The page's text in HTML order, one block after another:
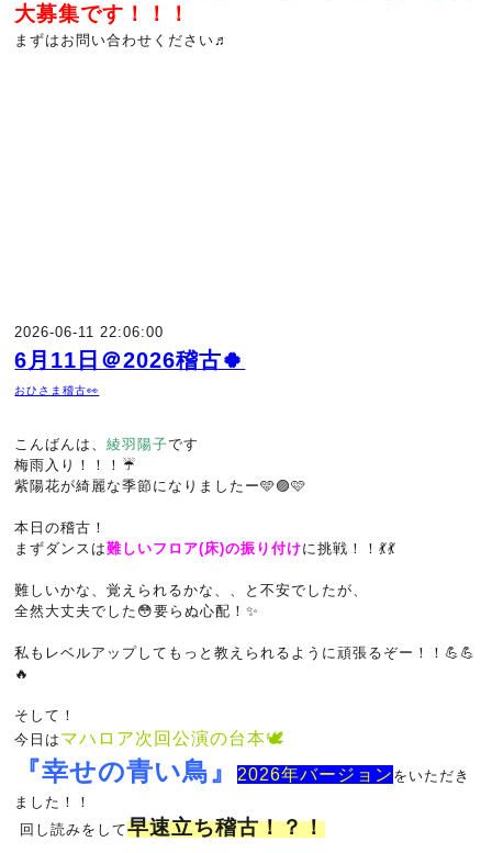
大募集です！！！
まずはお問い合わせください♬
2026-06-11 22:06:00
6月11日＠2026稽古🍀
おひさま稽古👀
こんばんは、綾羽陽子です
梅雨入り！！！☔️
紫陽花が綺麗な季節になりましたー🩵🟣🩷
本日の稽古！
まずダンスは難しいフロア(床)の振り付けに挑戦！！💃💃
難しいかな、覚えられるかな、、と不安でしたが、
全然大丈夫でした😳要らぬ心配！✨
私もレベルアップしてもっと教えられるように頑張るぞー！！💪💪
🔥
そして！
今日は マハロア次回公演の台本🕊️
『幸せの青い鳥』2026年バージョン をいただき
ました！！
回し読みをして早速立ち稽古！？！